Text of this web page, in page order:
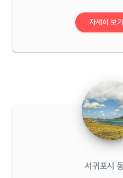
마을 이장, 민보단장 등 20명으로
산면 오조리 주민들의 가장 많은
자세히 보기
서귀포시